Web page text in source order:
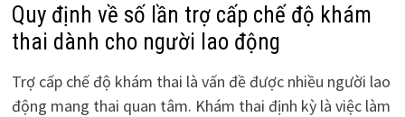
Quy định về số lần trợ cấp chế độ khám
thai dành cho người lao động
Trợ cấp chế độ khám thai là vấn đề được nhiều người lao
động mang thai quan tâm. Khám thai định kỳ là việc làm